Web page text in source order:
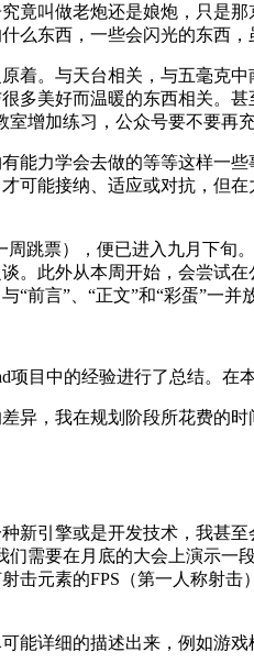
竟叫做老炮还是娘炮，只是
么东西，一些会闪光的东西，
着。与天台相关，与五毫克
多美好而温暖的东西相关。
增加练习，公众号要不要再
能力学会去做的等等这样一
可能接纳、适应或对抗，但
周跳票），便已进入九月下旬
。此外从本周开始，会尝试
前言”、“正文”和“彩蛋”一并
目中的经验进行了总结。
异，我在规划阶段所花费的
新引擎或是开发技术，我甚
需要在月底的大会上演示
击元素的FPS（第一人称射
详细的描述出来，例如游